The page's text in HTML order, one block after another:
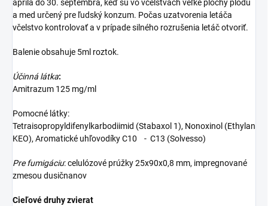
apríla do 30. septembra, keď sú vo včelstvách veľké plochy plodu
a med určený pre ľudský konzum. Počas uzatvorenia letáča
včelstvo kontrolovať a v prípade silného rozrušenia letáč otvoriť.
Balenie obsahuje 5ml roztok.
Účinná látka:
Amitrazum 125 mg/ml
Pomocné látky:
Tetraisopropyldifenylkarbodiimid (Stabaxol 1), Nonoxinol (Ethylan
KEO), Aromatické uhľovodíky C10 - C13 (Solvesso)
Pre fumigáciu: celulózové prúžky 25x90x0,8 mm, impregnované
zmesou dusičnanov
Cieľové druhy zvierat